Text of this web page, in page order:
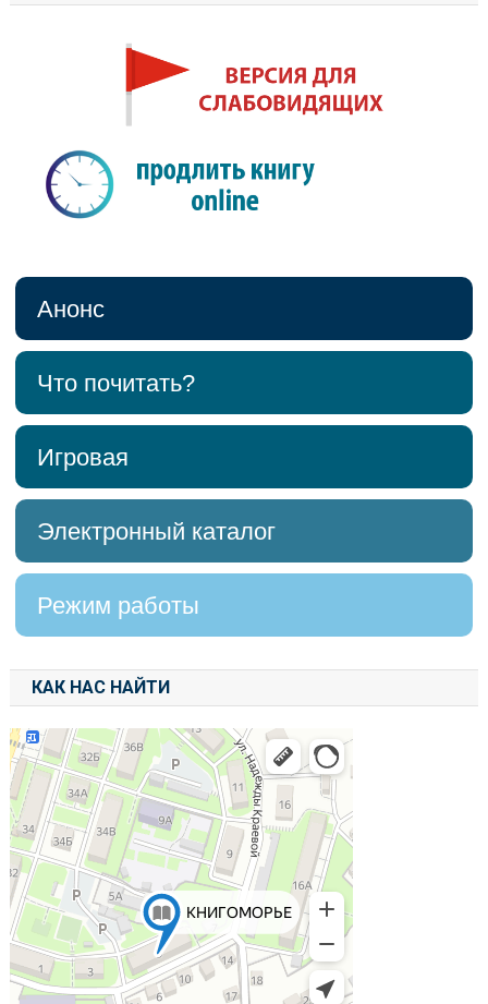
Анонс
Что почитать?
Игровая
Электронный каталог
Режим работы
КАК НАС НАЙТИ